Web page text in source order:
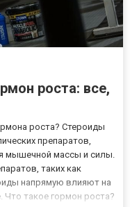
роста: все,
роста? Стероиды
препаратов,
мышечной массы и силы.
таких как
напрямую влияют на
Что такое гормон роста?